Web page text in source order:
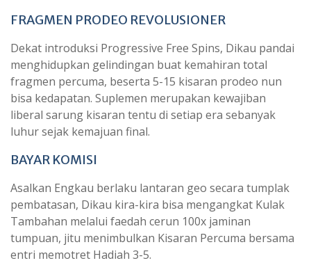
FRAGMEN PRODEO REVOLUSIONER
Dekat introduksi Progressive Free Spins, Dikau pandai
menghidupkan gelindingan buat kemahiran total
fragmen percuma, beserta 5-15 kisaran prodeo nun
bisa kedapatan. Suplemen merupakan kewajiban
liberal sarung kisaran tentu di setiap era sebanyak
luhur sejak kemajuan final.
BAYAR KOMISI
Asalkan Engkau berlaku lantaran geo secara tumplak
pembatasan, Dikau kira-kira bisa mengangkat Kulak
Tambahan melalui faedah cerun 100x jaminan
tumpuan, jitu menimbulkan Kisaran Percuma bersama
entri memotret Hadiah 3-5.